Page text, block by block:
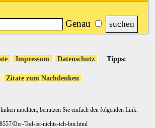
Genau
Impressum Datenschutz Tipps:
Zitate zum Nachdenken
möchten, benutzen Sie einfach den folgenden Link:
Der-Tod-ist-nichts-ich-bin.html